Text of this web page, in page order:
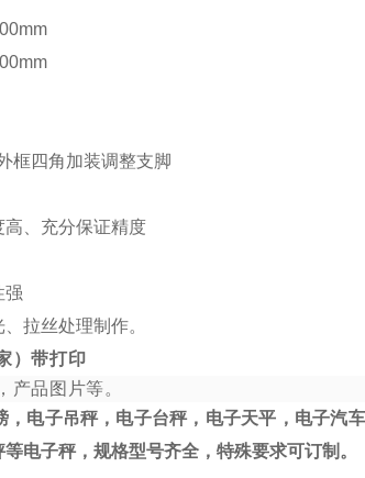
框四角加装调整支脚
、充分保证精度
强
拉丝处理制作。
）带打印
产品图片等。
，电子吊秤，电子台秤，电子天平，电子汽
电子秤，规格型号齐全，特殊要求可订制。